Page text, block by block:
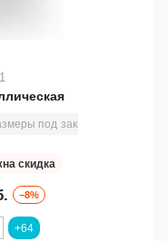
под заказ
скидка
–8%
+64